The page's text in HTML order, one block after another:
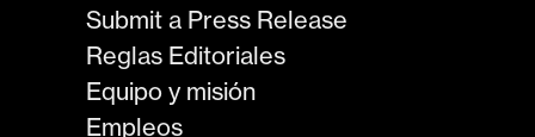
Submit a Press Release
Reglas Editoriales
Equipo y misión
Empleos